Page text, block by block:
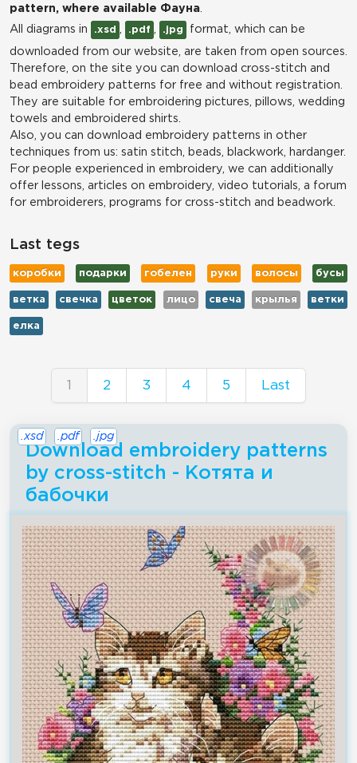
pattern, where available Фауна
All diagrams in
.xsd .pdf .jpg format, which can be
downloaded from our website, are taken from open sources.
Therefore, on the site you can download cross-stitch and
bead embroidery patterns for free and without registration.
They are suitable for embroidering pictures, pillows, wedding
towels and embroidered shirts.
Also, you can download embroidery patterns in other
techniques from us: satin stitch, beads, blackwork, hardanger.
For people experienced in embroidery, we can additionally
offer lessons, articles on embroidery, video tutorials, a forum
for embroiderers, programs for cross-stitch and beadwork.
Last tegs
коробки подарки гобелен руки волосы бусы
ветка свечка цветок лицо свеча крылья ветки
елка
1 2 3 4 5 Last
Download embroidery patterns
by cross-stitch - Котята и
бабочки
.xsd .pdf .jpg